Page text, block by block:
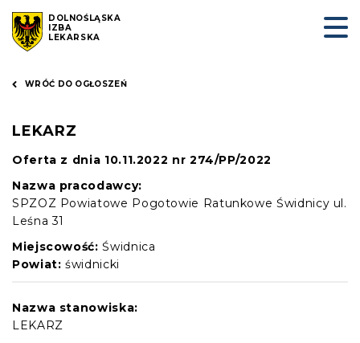
DOLNOŚLĄSKA
IZBA
LEKARSKA
WRÓĆ DO OGŁOSZEŃ
LEKARZ
Oferta z dnia 10.11.2022 nr 274/PP/2022
Nazwa pracodawcy:
SPZOZ Powiatowe Pogotowie Ratunkowe Świdnicy ul.
Leśna 31
Miejscowość: Świdnica
Powiat: świdnicki
Nazwa stanowiska:
LEKARZ